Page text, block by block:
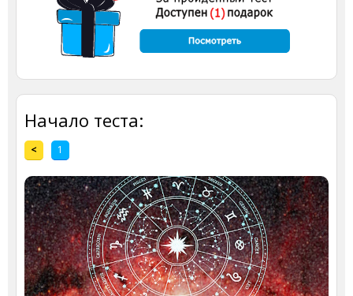
Начало теста:
< 1